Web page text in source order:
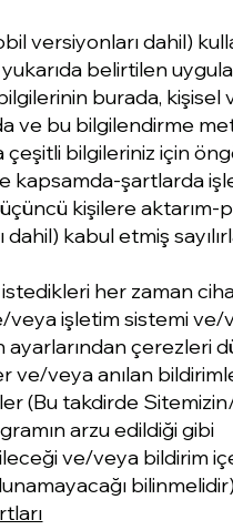
versiyonları dahil)
belirtilen
burada, kişisel
ve bu bilgilendirme
çeşitli bilgileriniz için
kapsamda-şartlarda
kişilere aktarım-
dahil) kabul etmiş
her zaman
veya işletim sistemi
ayarlarından çerezleri
ve/veya anılan
(Bu takdirde
arzu edildiği gibi
ve/veya bildirim